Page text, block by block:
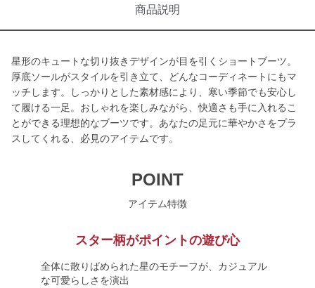
商品説明
星形のキュートな切り抜きデザインが目を引くショートブーツ。
厚底ソールがスタイルを引き立て、どんなコーディネートにもマ
ッチします。しっかりとした素材感により、寒い季節でも安心し
て履ける一足。おしゃれを楽しみながら、快適さも手に入れるこ
とができる理想的なブーツです。あなたの足元に華やかさをプラ
スしてくれる、必見のアイテムです。
POINT
アイテム特徴
スター柄がポイントの遊び心
全体に散りばめられた星のモチーフが、カジュアル
な可愛らしさを演出